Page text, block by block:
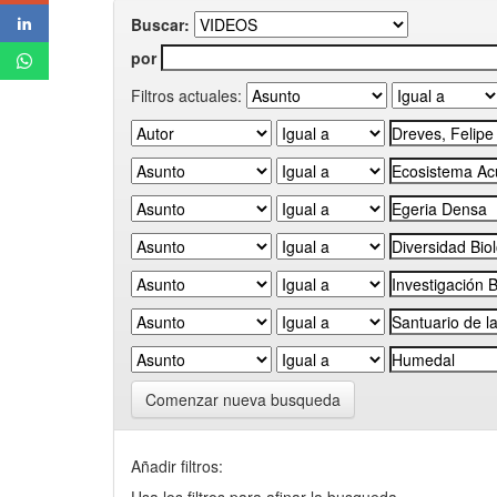
Buscar:
por
Filtros actuales:
Comenzar nueva busqueda
Añadir filtros: